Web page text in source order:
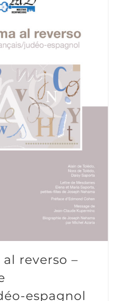
reverso –
espagnol